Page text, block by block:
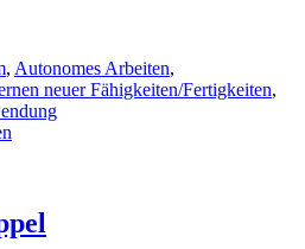
, Autonomes Arbeiten,
neuer Fähigkeiten/Fertigkeiten,